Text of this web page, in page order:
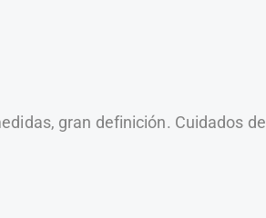
gran definición. Cuidados